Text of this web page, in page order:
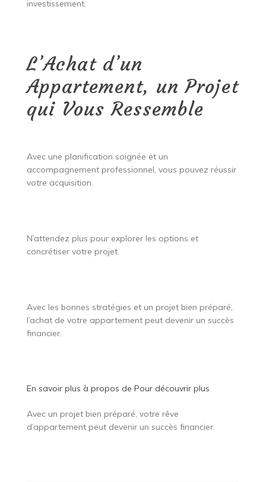
investissement.
L’Achat d’un
Appartement, un Projet
qui Vous Ressemble
Avec une planification soignée et un
accompagnement professionnel, vous pouvez réussir
votre acquisition.
N’attendez plus pour explorer les options et
concrétiser votre projet.
Avec les bonnes stratégies et un projet bien préparé,
l’achat de votre appartement peut devenir un succès
financier.
En savoir plus à propos de Pour découvrir plus
Avec un projet bien préparé, votre rêve
d’appartement peut devenir un succès financier.